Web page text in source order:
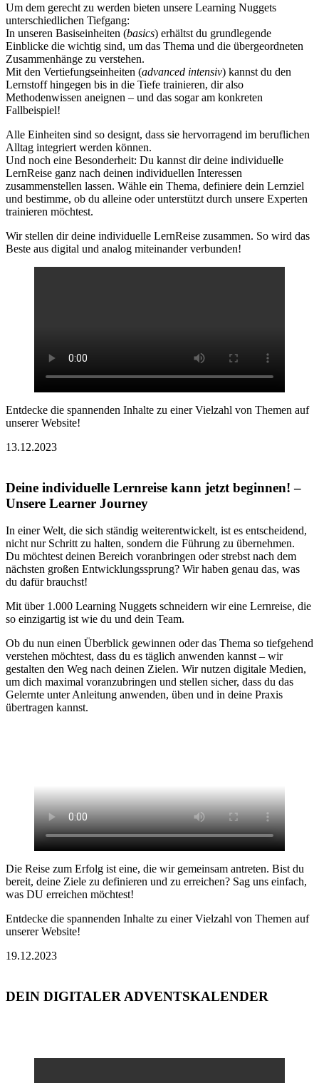
Um dem gerecht zu werden bieten unsere Learning Nuggets
unterschiedlichen Tiefgang:
In unseren Basiseinheiten (basics) erhältst du grundlegende
Einblicke die wichtig sind, um das Thema und die übergeordneten
Zusammenhänge zu verstehen.
Mit den Vertiefungseinheiten (advanced intensiv) kannst du den
Lernstoff hingegen bis in die Tiefe trainieren, dir also
Methodenwissen aneignen – und das sogar am konkreten
Fallbeispiel!
Alle Einheiten sind so designt, dass sie hervorragend im beruflichen
Alltag integriert werden können.
Und noch eine Besonderheit: Du kannst dir deine individuelle
LernReise ganz nach deinen individuellen Interessen
zusammenstellen lassen. Wähle ein Thema, definiere dein Lernziel
und bestimme, ob du alleine oder unterstützt durch unsere Experten
trainieren möchtest.
Wir stellen dir deine individuelle LernReise zusammen. So wird das
Beste aus digital und analog miteinander verbunden!
Entdecke die spannenden Inhalte zu einer Vielzahl von Themen auf
unserer Website!
13.12.2023
Deine individuelle Lernreise kann jetzt beginnen! –
Unsere Learner Journey
In einer Welt, die sich ständig weiterentwickelt, ist es entscheidend,
nicht nur Schritt zu halten, sondern die Führung zu übernehmen.
Du möchtest deinen Bereich voranbringen oder strebst nach dem
nächsten großen Entwicklungssprung? Wir haben genau das, was
du dafür brauchst!
Mit über 1.000 Learning Nuggets schneidern wir eine Lernreise, die
so einzigartig ist wie du und dein Team.
Ob du nun einen Überblick gewinnen oder das Thema so tiefgehend
verstehen möchtest, dass du es täglich anwenden kannst – wir
gestalten den Weg nach deinen Zielen. Wir nutzen digitale Medien,
um dich maximal voranzubringen und stellen sicher, dass du das
Gelernte unter Anleitung anwenden, üben und in deine Praxis
übertragen kannst.
Die Reise zum Erfolg ist eine, die wir gemeinsam antreten. Bist du
bereit, deine Ziele zu definieren und zu erreichen? Sag uns einfach,
was DU erreichen möchtest!
Entdecke die spannenden Inhalte zu einer Vielzahl von Themen auf
unserer Website!
19.12.2023
DEIN DIGITALER ADVENTSKALENDER